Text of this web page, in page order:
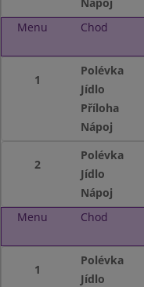
Menu
Chod
1
Polévka
Jídlo
Příloha
Nápoj
2
Polévka
Jídlo
Nápoj
Menu
Chod
1
Polévka
Jídlo